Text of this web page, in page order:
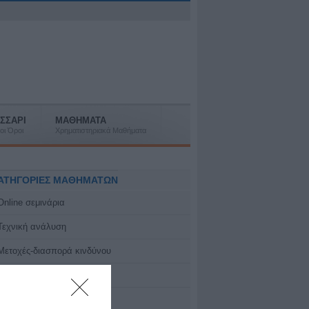
Όροι
ΜΑΘΗΜΑΤΑ
Χρηματιστηριακά Μαθήματα
ΜΑΘΗΜΑΤΩΝ
σεμινάρια
ανάλυση
διασπορά κινδύνου
Ειδικά θέματα-webcasts